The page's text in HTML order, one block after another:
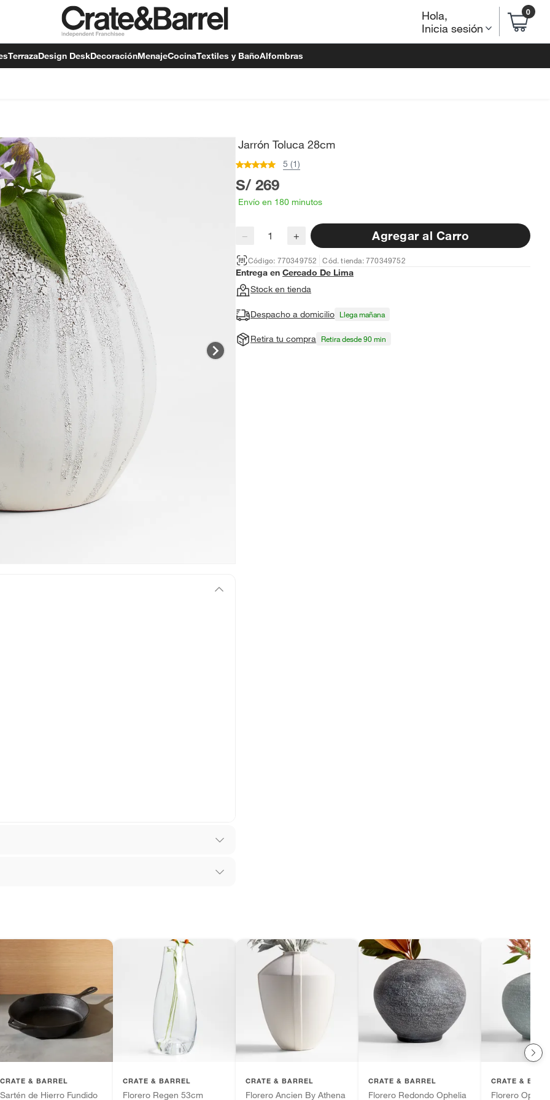
Hola,
Inicia sesión
0
TerrazaDesign DeskDecoraciónMenajeCocinaTextiles y BañoAlfombras
diferentes, otras con restricciones y algunas
tienen:
productos para asfalto, hormigón, albañilería.
productos para asfalto.
tecnología, línea blanca, colchones, muebles,
Jarrón Toluca 28cm
5 (1)
S/ 269
Envío en 180 minutos
− + Agregar al Carro
Código: 770349752 Cód. tienda: 770349752
Entrega en Cercado De Lima
Stock en tienda
Despacho a domicilio Llega mañana
Retira tu compra Retira desde 90 min
CRATE & BARREL
Sartén de Hierro Fundido
CRATE & BARREL
Florero Regen 53cm
CRATE & BARREL
Florero Ancien By Athena
CRATE & BARREL
Florero Redondo Ophelia
CRATE &
Florero